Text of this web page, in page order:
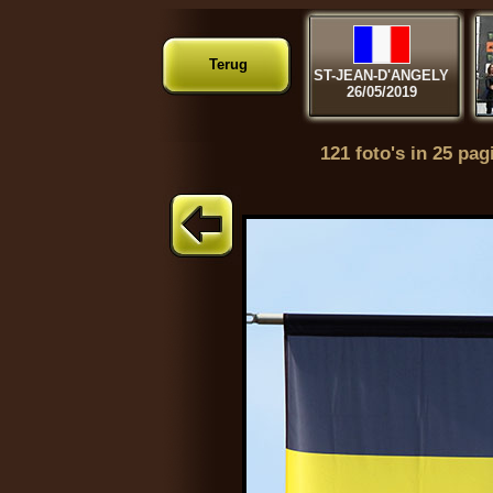
Terug
ST-JEAN-D'ANGELY
26/05/2019
121 foto's in 25